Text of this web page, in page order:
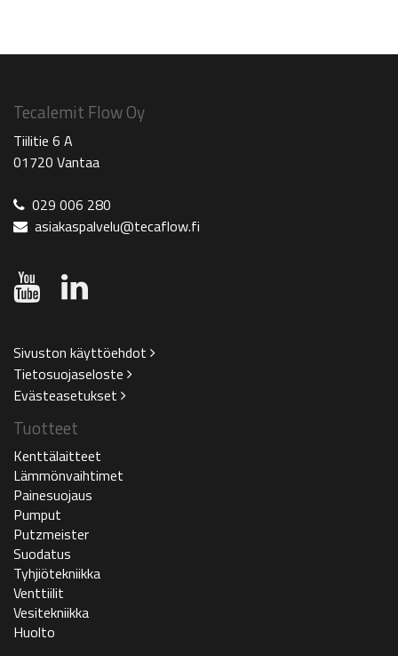
Tecalemit Flow Oy
Tiilitie 6 A
01720 Vantaa
029 006 280
asiakaspalvelu@tecaflow.fi
Sivuston käyttöehdot
Tietosuojaseloste
Evästeasetukset
Tuotteet
Kenttälaitteet
Lämmönvaihtimet
Painesuojaus
Pumput
Putzmeister
Suodatus
Tyhjiötekniikka
Venttiilit
Vesitekniikka
Huolto